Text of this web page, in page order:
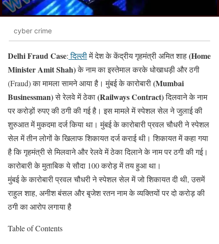
cyber crime
Delhi Fraud Case:दिल्लीमें देश के केंद्रीय गृहमंत्री अमित शाह(Home
Minister Amit Shah)के नाम का इस्तेमाल करके धोखाधड़ी और ठगी
(Fraud) का मामला सामने आया है। मुंबई के कारोबारी(Mumbai
Businessman)से रेलवे में ठेका(Railways Contract)दिलवाने के नाम
पर करोड़ों रुपए की ठगी की गई है। इस मामले में स्पेशल सेल ने जुलाई की
शुरुआत में मुकदमा दर्ज किया था। मुंबई के कारोबारी प्रवल चौधरी ने स्पेशल
सेल में तीन लोगों के खिलाफ शिकायत दर्ज कराई थी। शिकायत में कहा गया
है कि गृहमंत्री से मिलवाने और रेलवे में ठेका दिलाने के नाम पर ठगी की गई।
कारोबारी के मुताबिक ये सौदा 100 करोड़ में तय हुआ था।
मुंबई के कारोबारी प्रवल चौधरी ने स्पेशल सेल में जो शिकायत दी थी, उसमें
राहुल शाह, अनीश बंसल और बृजेश रतन नाम के व्यक्तियों पर दो करोड़ की
ठगी का आरोप लगाया है
Table of Contents